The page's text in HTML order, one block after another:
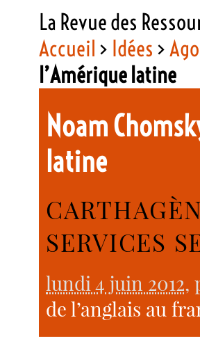
La Revue des
Accueil > Idées >
l’Amérique latine
Noam
latine
SERVICES
lundi 4 juin 2012,
de l’anglais au